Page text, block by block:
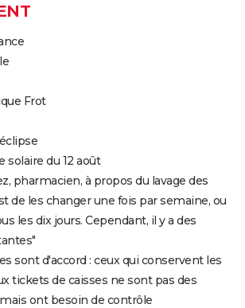
Frot
solaire du 12 août
pharmacien, à propos du lavage des
de les changer une fois par semaine, ou
les dix jours. Cependant, il y a des
sont d'accord : ceux qui conservent les
tickets de caisses ne sont pas des
ont besoin de contrôle